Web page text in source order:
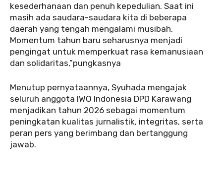
kesederhanaan dan penuh kepedulian. Saat ini
masih ada saudara-saudara kita di beberapa
daerah yang tengah mengalami musibah.
Momentum tahun baru seharusnya menjadi
pengingat untuk memperkuat rasa kemanusiaan
dan solidaritas,”pungkasnya
Menutup pernyataannya, Syuhada mengajak
seluruh anggota IWO Indonesia DPD Karawang
menjadikan tahun 2026 sebagai momentum
peningkatan kualitas jurnalistik, integritas, serta
peran pers yang berimbang dan bertanggung
jawab.